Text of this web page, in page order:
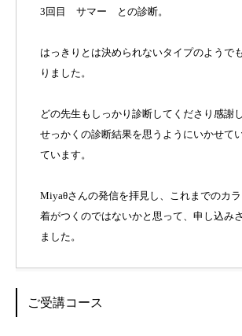
3回目 サマー との診断。
はっきりとは決められないタイプのようで
りました。
どの先生もしっかり診断してくださり感謝
せっかくの診断結果を思うようにいかせて
ています。
Miyaθさんの発信を拝見し、これまでのカ
着がつくのではないかと思って、申し込み
ました。
ご受講コース